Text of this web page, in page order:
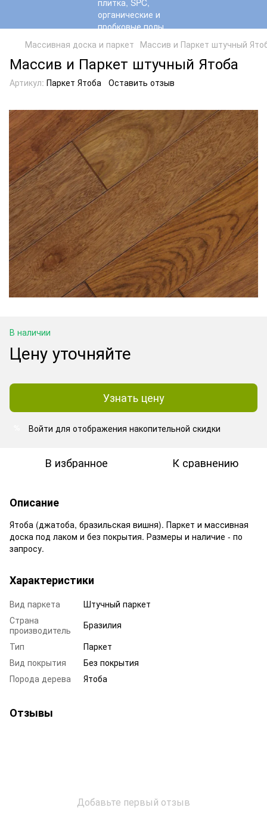
Массивная доска и паркет Массив и Паркет штучный
Массив и Паркет штучный Ятоба
Артикул: Паркет Ятоба Оставить отзыв
В наличии
Цену уточняйте
Узнать цену
Войти для отображения накопительной скидки
В избранное К сравнению
Описание
Ятоба (джатоба, бразильская вишня). Паркет и массивная
доска под лаком и без покрытия. Размеры и наличие - по
запросу.
Характеристики
Вид паркета
Штучный паркет
Страна
производитель
Бразилия
Тип
Паркет
Вид покрытия
Без покрытия
Порода дерева
Ятоба
Отзывы
Добавьте первый отзыв